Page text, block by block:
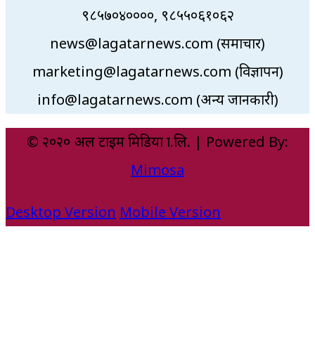
९८५७०४००००, ९८५५०६१०६२
news@lagatarnews.com (समाचार)
marketing@lagatarnews.com (विज्ञापन)
info@lagatarnews.com (अन्य जानकारी)
© २०२० अल टाइम मिडिया प्रा.लि. | Powered By:
Mimosa
Desktop Version Mobile Version